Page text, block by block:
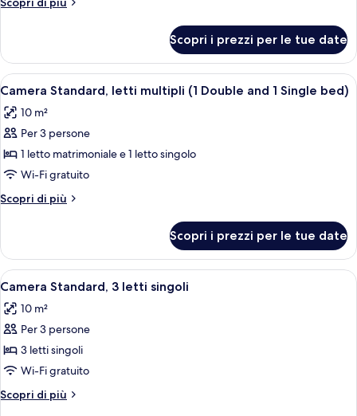
1
matrimoniale
Standard,
letto
Scopri i prezzi per le tue date
Apri
tutte
le
foto
per
Camera
Standard,
letti
(1
Double
and
1
Single
bed)
Una camera d'albergo con
6
Camera Standard, letti multipli (1 Double and 1 Single bed)
10 m²
Per 3 persone
1 letto matrimoniale e 1 letto singolo
Wi-Fi gratuito
Scopri di più
Altri
Standard,
letti
multipli
Double
and
Single
bed)
Scopri i prezzi per le tue date
Apri
tutte
le
foto
per
Camera
Standard,
3
Una camera d'albergo con
6
Camera Standard, 3 letti singoli
10 m²
Per 3 persone
3 letti singoli
Wi-Fi gratuito
Scopri di più
Altri